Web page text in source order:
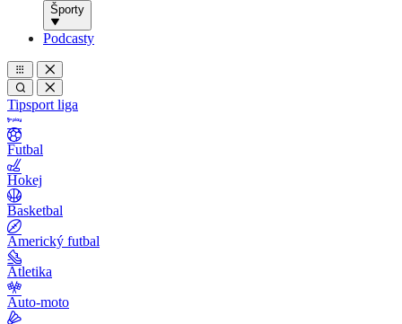
Športy
Podcasty
Tipsport liga
Futbal
Hokej
Basketbal
Americký futbal
Atletika
Auto-moto